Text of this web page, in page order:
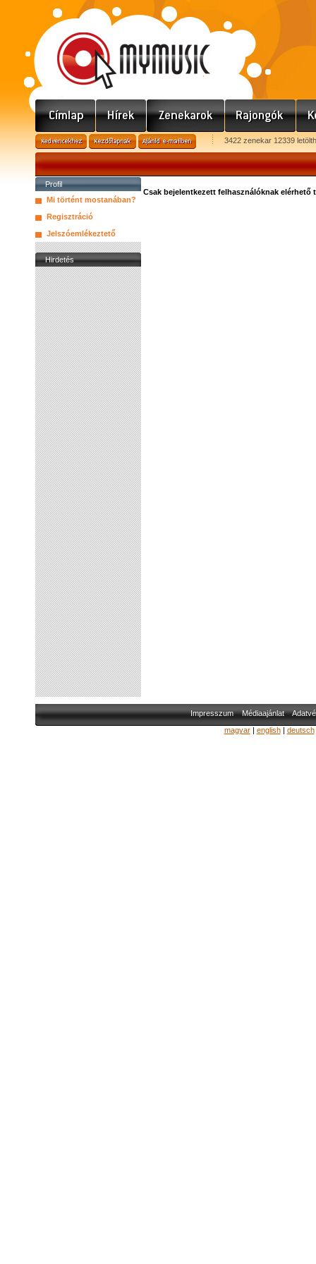
3422 zenekar 12339
Profil
Mi történt mostanában?
Regisztráció
Jelszóemlékeztető
Hirdetés
Csak bejelentkezett felhasználóknak elérhető
Impresszum Médiaajánlat
magyar| english| deutsch